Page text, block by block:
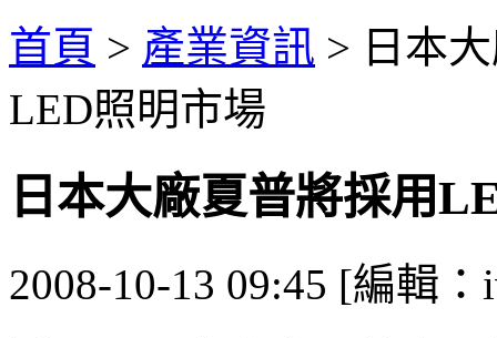
首頁 > 產業資訊 > 日本
LED照明市場
日本大廠夏普將採用
2008-10-13 09:45 [編輯：